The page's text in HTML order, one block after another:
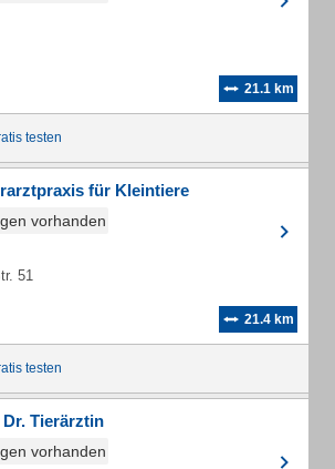
21.1 km
testen
für Kleintiere
vorhanden
51
21.4 km
testen
Tierärztin
vorhanden